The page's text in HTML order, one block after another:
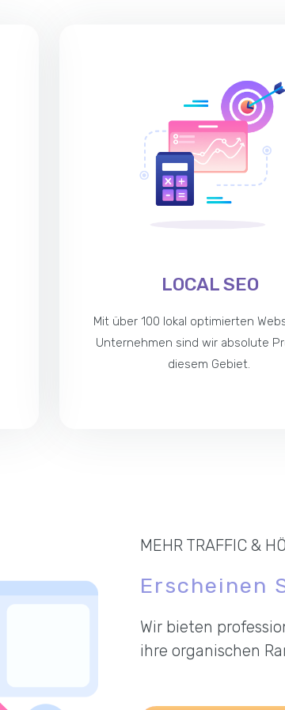
LOCAL SEO
Mit über 100 lokal optimierten
Unternehmen sind wir absolute
diesem Gebiet.
MEHR TRAFFIC &
Erscheinen
Wir bieten
ihre organischen